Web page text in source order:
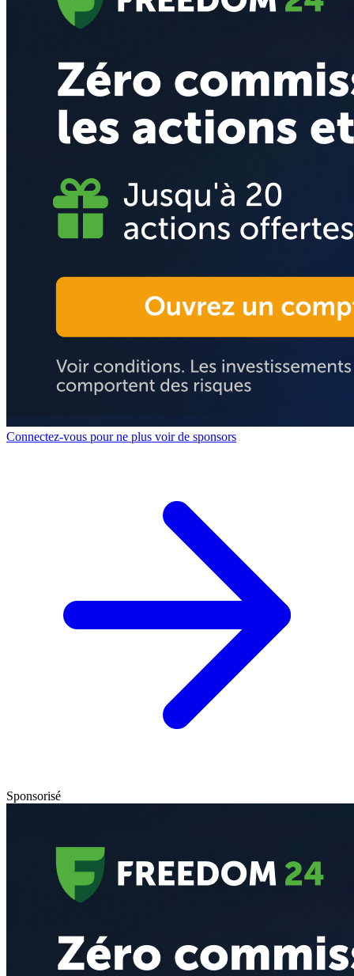
Connectez-vous pour ne plus voir de sponsors
Sponsorisé